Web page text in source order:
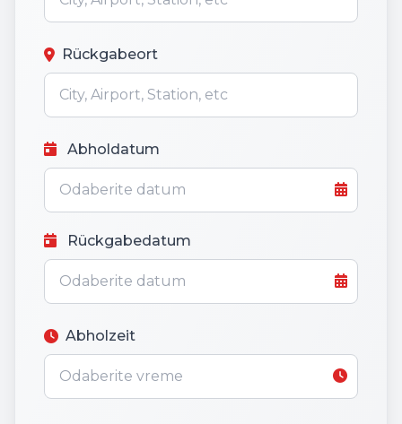
Rückgabeort
Abholdatum
Rückgabedatum
Abholzeit